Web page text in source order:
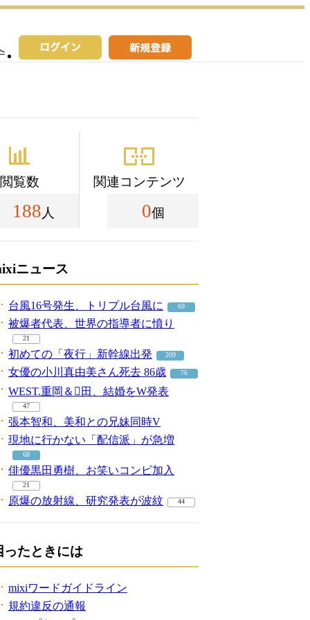
閲覧数
188 人
関連コンテンツ
0個
ニュース
台風16号発生、トリプル台風に 69
被爆者代表、世界の指導者に憤り
21
初めての「夜行」新幹線出発 209
女優の小川真由美さん死去 86歳 76
WEST.重岡＆田、結婚をW発表
47
張本智和、美和との兄妹同時V
現地に行かない「配信派」が急増
68
俳優黒田勇樹、お笑いコンビ加入
21
原爆の放射線、研究発表が波紋 44
ったときには
mixiワードガイドライン
規約違反の通報